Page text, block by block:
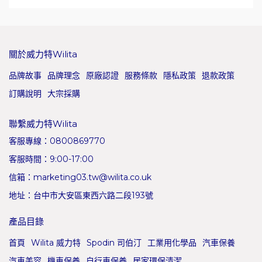
關於威力特Wilita
品牌故事 品牌理念 原廠認證 服務條款 隱私政策 退款政策
訂購說明
大宗採購
聯繫威力特Wilita
客服專線：0800869770
客服時間：9:00-17:00
信箱：marketing03.tw@wilita.co.uk
地址：台中市大安區東西六路二段193號
產品目錄
首頁 Wilita 威力特 Spodin 司伯汀 工業用化學品
汽車保養